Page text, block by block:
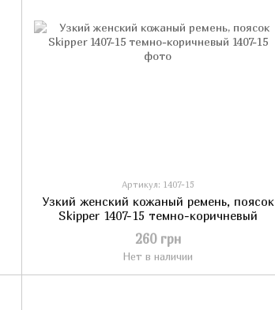
Артикул: 1407-15
Узкий женский кожаный ремень, поясок
Skipper 1407-15 темно-коричневый
260 грн
Нет в наличии